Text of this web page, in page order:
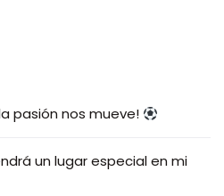
pasión nos mueve!
un lugar especial en mi